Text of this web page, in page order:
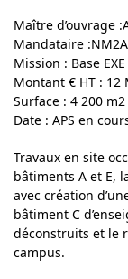
Maître d’ouvrage :
Mandataire
Mission : Base
Montant € HT : 12
Surface : 4 200
Date : APS en
Travaux en site
bâtiments A et E,
avec création
bâtiment C
déconstruits et le
campus.